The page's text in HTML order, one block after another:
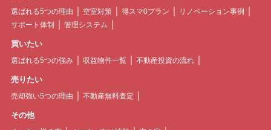
選ばれる5つの理由 空室対策 得スマ0プラン
リノベーション事例
サポート体制
管理システム
買いたい
選ばれる5つの強み 収益物件一覧 不動産投資の流れ
売りたい
売却強い5つの理由 不動産無料査定
その他